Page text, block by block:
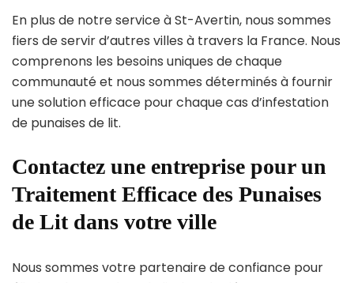
En plus de notre service à St-Avertin, nous sommes
fiers de servir d’autres villes à travers la France. Nous
comprenons les besoins uniques de chaque
communauté et nous sommes déterminés à fournir
une solution efficace pour chaque cas d’infestation
de punaises de lit.
Contactez une entreprise pour un
Traitement Efficace des Punaises
de Lit dans votre ville
Nous sommes votre partenaire de confiance pour